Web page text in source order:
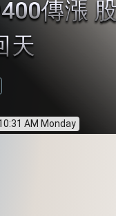
傳漲
天
AM Monday